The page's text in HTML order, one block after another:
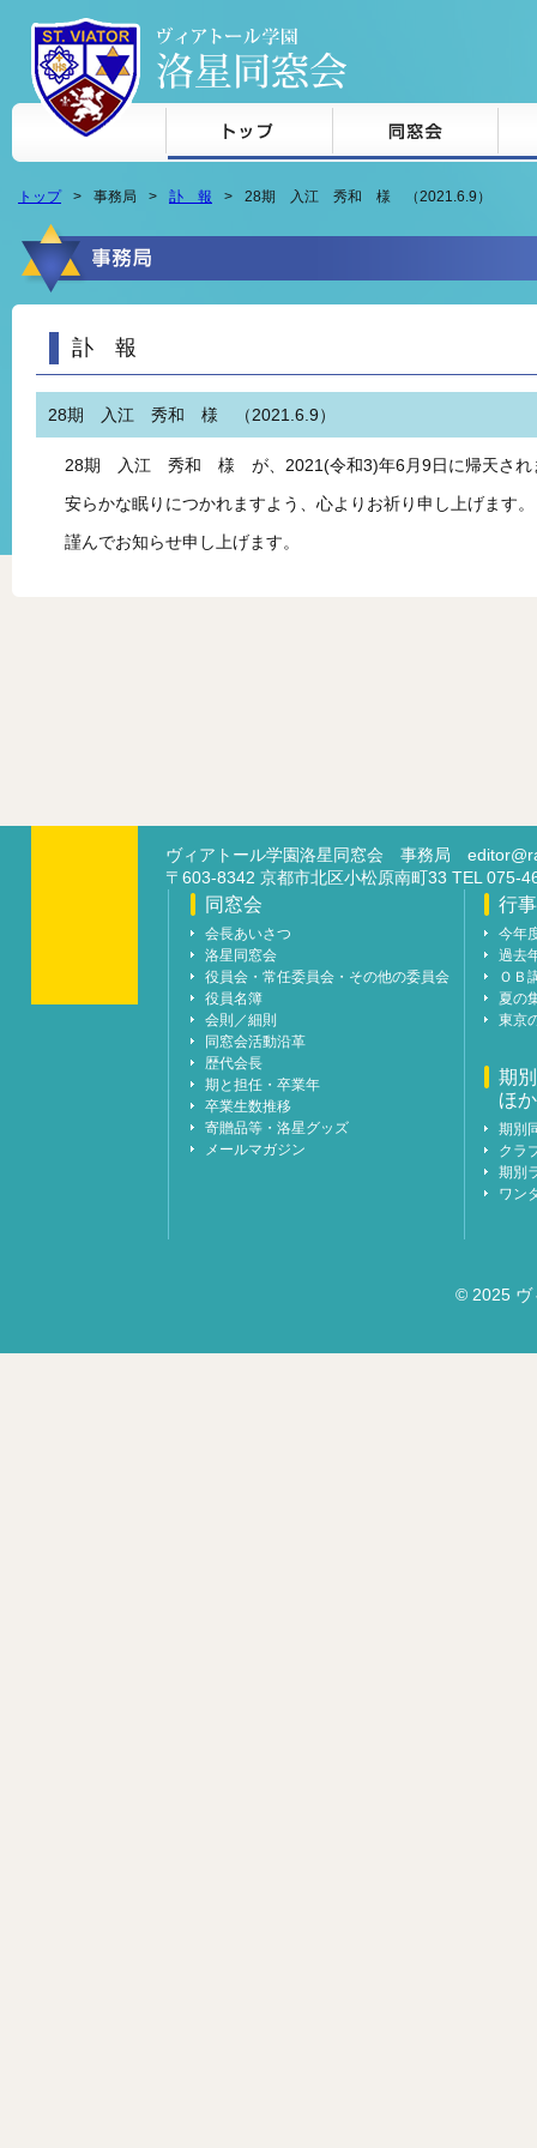
本文へジャンプ
トップ 事務局 訃 報 28期 入江 秀和 様 （2021.6.9）
訃 報
28期 入江 秀和 様 （2021.6.9）
28期 入江 秀和 様 が、2021(令和3)年6月9日に帰天され
安らかな眠りにつかれますよう、心よりお祈り申し上げます。
謹んでお知らせ申し上げます。
ヴィアトール学園洛星同窓会 事務局
〒603-8342 京都市北区小松原南町33 TEL 075-
同窓会
会長あいさつ
洛星同窓会
役員会・常任委員会・その他の委員会
役員名簿
会則／細則
同窓会活動沿革
歴代会長
期と担任・卒業年
卒業生数推移
寄贈品等・洛星グッズ
メールマガジン
行事
今年
過去
ＯＢ
夏の
東京
期
ほか
期別
クラ
期別
ワン
© 2025 ヴ